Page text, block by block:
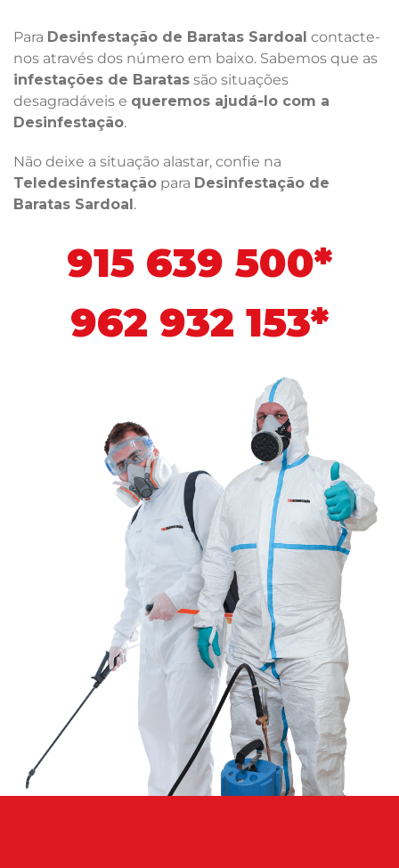
Para Desinfestação de Baratas Sardoal contacte-
nos através dos número em baixo. Sabemos que as
infestações de Baratas são situações
desagradáveis e queremos ajudá-lo com a
Desinfestação.
Não deixe a situação alastar, confie na
Teledesinfestação para Desinfestação de
Baratas Sardoal.
915 639 500*
962 932 153*